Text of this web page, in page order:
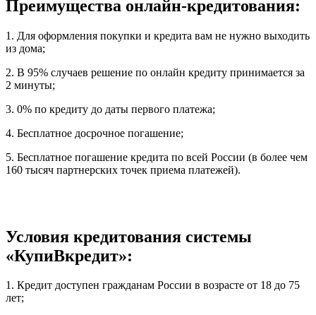
Преимущества онлайн-кредитования:
1. Для оформления покупки и кредита вам не нужно выходить
из дома;
2. В 95% случаев решение по онлайн кредиту принимается за
2 минуты;
3. 0% по кредиту до даты первого платежа;
4. Бесплатное досрочное погашение;
5. Бесплатное погашение кредита по всей России (в более чем
160 тысяч партнерских точек приема платежей).
Условия кредитования системы
«КупиВкредит»:
1. Кредит доступен гражданам России в возрасте от 18 до 75
лет;